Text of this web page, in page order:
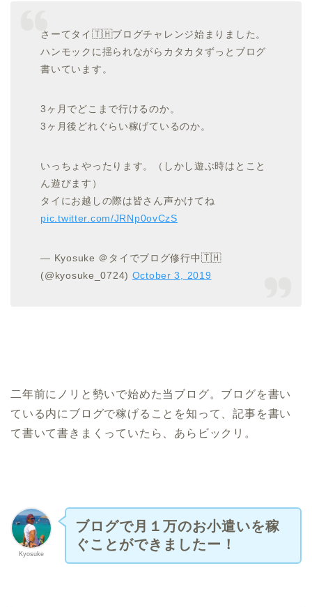
さーてタイ🇹🇭ブログチャレンジ始まりました。
ハンモックに揺られながらカタカタずっとブログ
書いています。
3ヶ月でどこまで行けるのか。
3ヶ月後どれぐらい稼げているのか。
いっちょやったります。（しかし遊ぶ時はとこと
ん遊びます）
タイにお越しの際は皆さん声かけてね
pic.twitter.com/JRNp0ovCzS
— Kyosuke ＠タイでブログ修行中🇹🇭
(@kyosuke_0724) October 3, 2019
二年前にノリと勢いで始めた当ブログ。 ブログを書い
ている内にブログで稼げることを知って、記事を書い
て書いて書きまくっていたら、あらビックリ。
Kyosuke
ブログで月１万のお小遣いを稼
ぐことができましたー！